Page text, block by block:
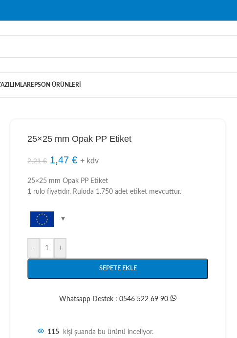
EPSON ÜRÜNLERI
25×25 mm Opak PP Etiket
2,21€ 1,47€ + kdv
25×25 mm Opak PP Etiket
1 rulo fiyatıdır. Ruloda 1.750 adet etiket mevcuttur.
- +
SEPETE EKLE
Whatsapp Destek : 0546 522 69 90
115 kişi şuanda bu ürünü inceliyor.